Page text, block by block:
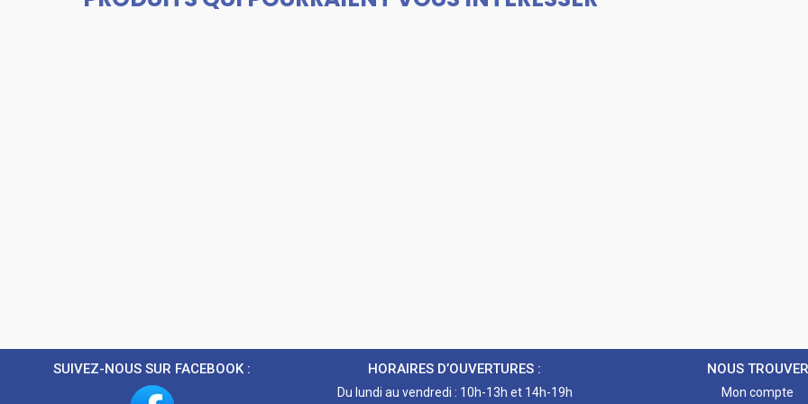
SUIVEZ-NOUS SUR FACEBOOK : HORAIRES D’OUVERTURES :
Du lundi au vendredi : 10h-13h et 14h-19h
NOUS TROUVER
Mon compte